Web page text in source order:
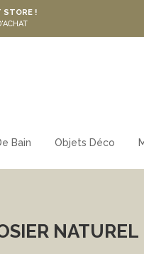
STORE !
Bain Objets Déco
NATUREL